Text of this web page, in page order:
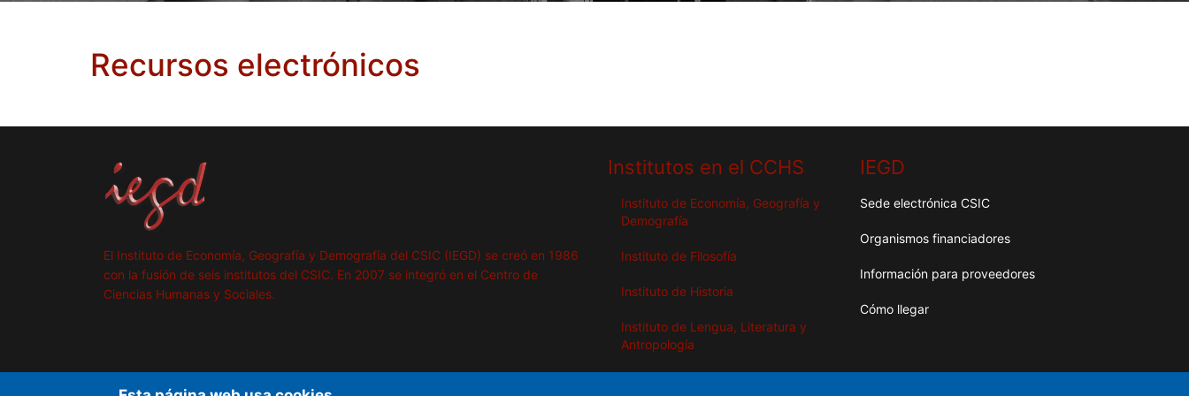
Recursos electrónicos
El Instituto de Economía, Geografía y Demografía del CSIC (IEGD) se creó en 1986
con la fusión de seis institutos del CSIC. En 2007 se integró en el Centro de
Ciencias Humanas y Sociales.
Institutos en el CCHS
Instituto de Economía, Geografía y
Demografía
Instituto de Filosofía
Instituto de Historia
Instituto de Lengua, Literatura y
Antropología
IEGD
Sede electrónica CSIC
Organismos financiadores
Información para proveedores
Cómo llegar